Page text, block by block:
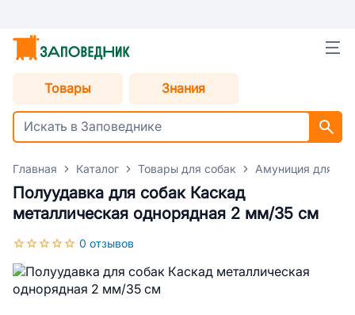
Товары Знания
Главная Каталог Товары для собак Амуниция для
Полуудавка для собак Каскад
металлическая однорядная 2 мм/35 см
0 отзывов